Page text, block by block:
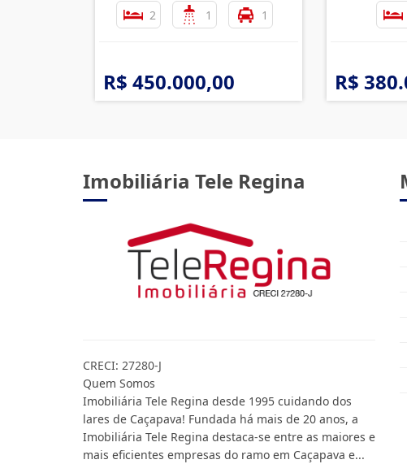
2 1 1
R$ 450.000,00 R$
Imobiliária Tele Regina
CRECI: 27280-J
Quem Somos
Imobiliária Tele Regina desde 1995 cuidando dos
lares de Caçapava! Fundada há mais de 20 anos, a
Imobiliária Tele Regina destaca-se entre as maiores e
mais eficientes empresas do ramo em Caçapava e...